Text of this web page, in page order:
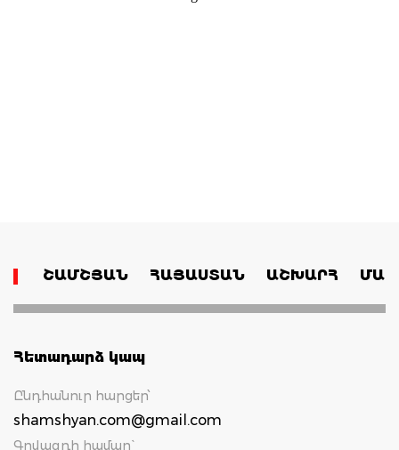
ՇԱՄՇՅԱՆ ՀԱՅԱՍՏԱՆ ԱՇԽԱՐՀ
Հետադարձ կապ
Ընդհանուր հարցեր՝
shamshyan.com@gmail.com
Գովազդի համար`